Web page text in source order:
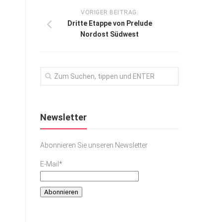
VORIGER BEITRAG:
Dritte Etappe von Prelude
Nordost Südwest
Newsletter
Abonnieren Sie unseren Newsletter
E-Mail*